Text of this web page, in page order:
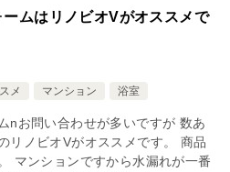
ムはリノビオVがオススメで
メ マンション 浴室
nお問い合わせが多いですが 数あ
リノビオVがオススメです。 商品
マンションですから水漏れが一番